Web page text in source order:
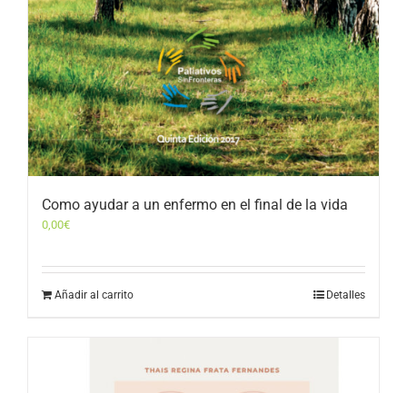
Como ayudar a un enfermo en el final de la vida
0,00€
Añadir al carrito Detalles